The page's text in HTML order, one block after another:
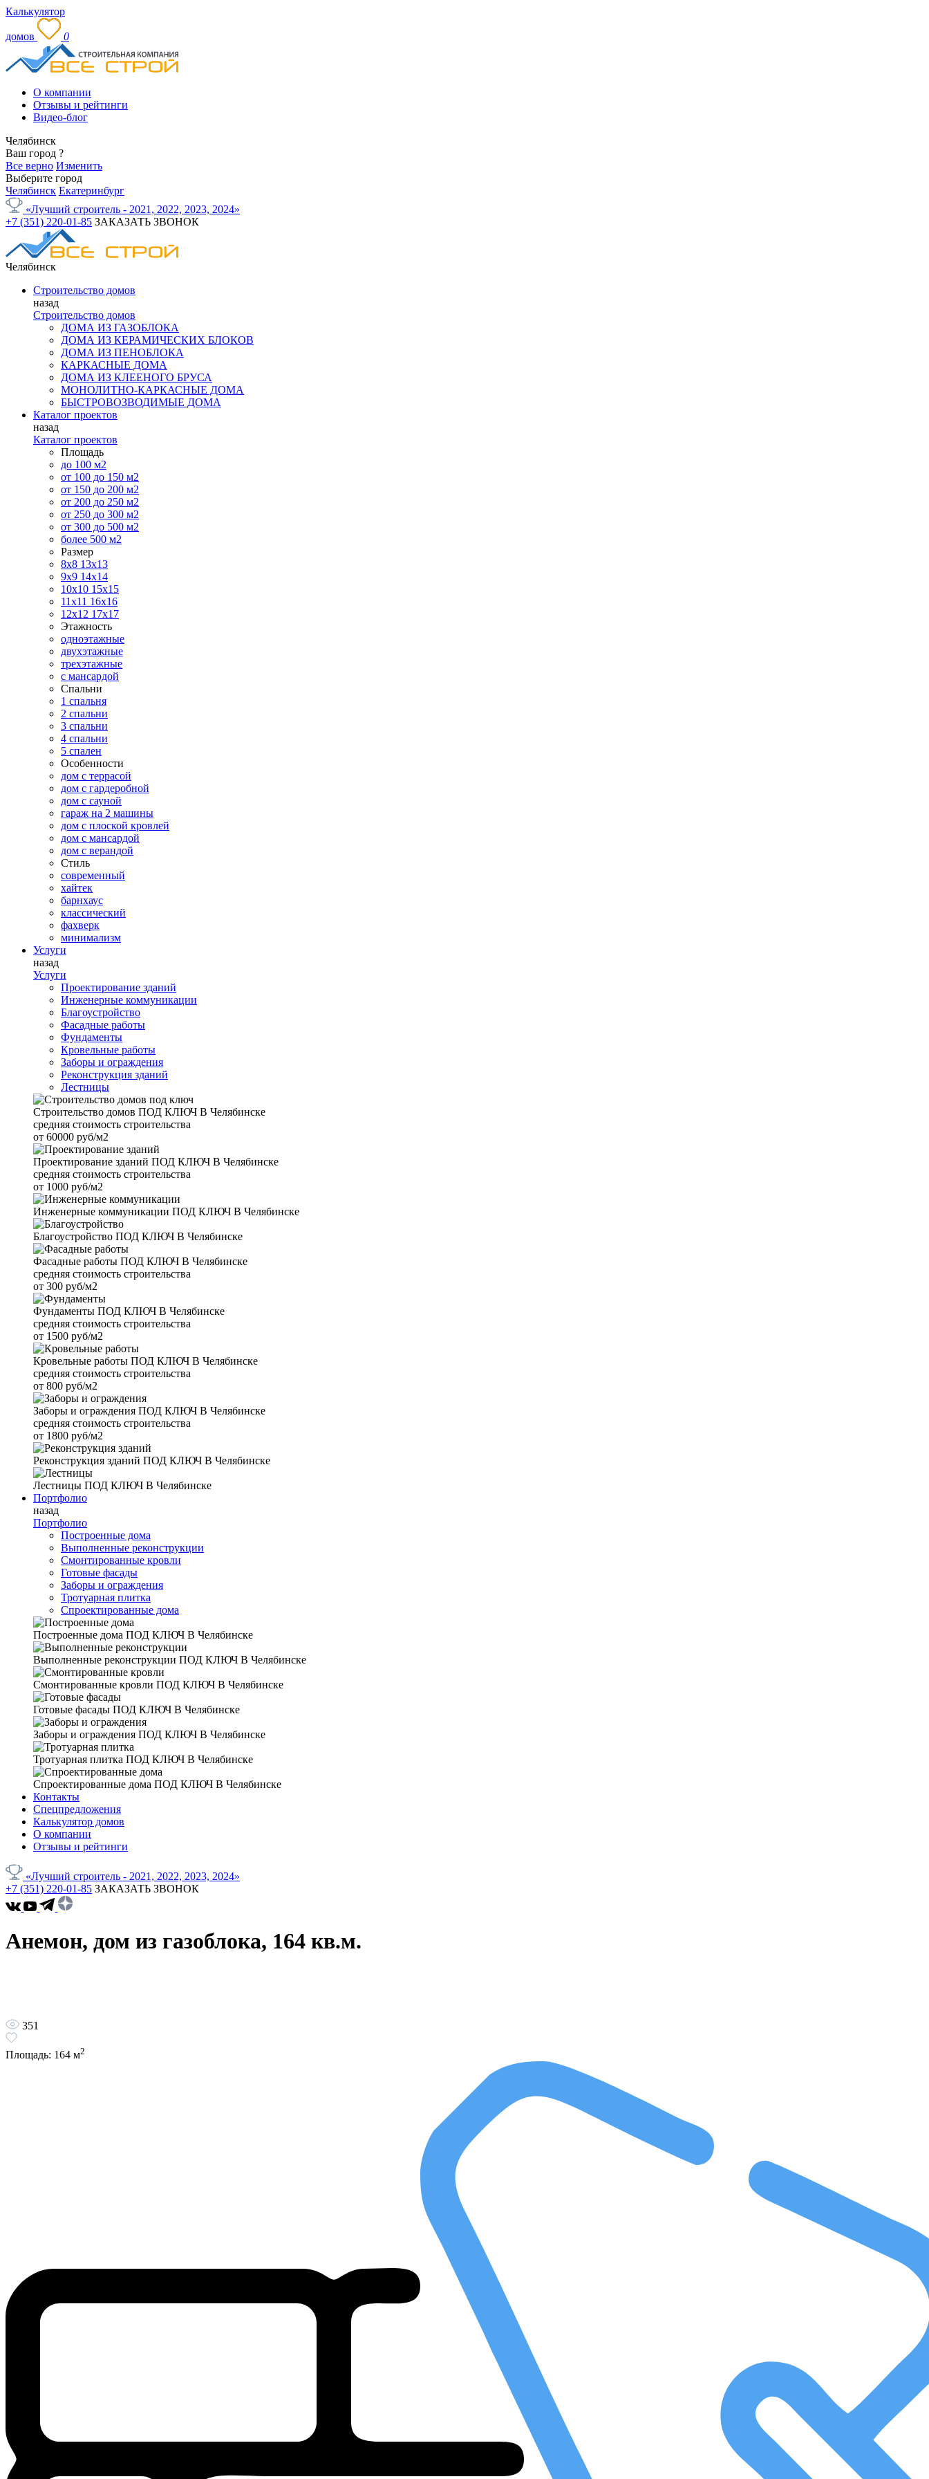
Калькулятор
домов 0
О компании
Отзывы и рейтинги
Видео-блог
Челябинск
Ваш город ?
Все верно Изменить
Выберите город
Челябинск Екатеринбург
«Лучший строитель - 2021, 2022, 2023, 2024»
+7 (351) 220-01-85 ЗАКАЗАТЬ ЗВОНОК
Челябинск
Строительство домов
назад
Строительство домов
ДОМА ИЗ ГАЗОБЛОКА
ДОМА ИЗ КЕРАМИЧЕСКИХ БЛОКОВ
ДОМА ИЗ ПЕНОБЛОКА
КАРКАСНЫЕ ДОМА
ДОМА ИЗ КЛЕЕНОГО БРУСА
МОНОЛИТНО-КАРКАСНЫЕ ДОМА
БЫСТРОВОЗВОДИМЫЕ ДОМА
Каталог проектов
назад
Каталог проектов
Площадь
до 100 м2
от 100 до 150 м2
от 150 до 200 м2
от 200 до 250 м2
от 250 до 300 м2
от 300 до 500 м2
более 500 м2
Размер
8х8 13х13
9х9 14х14
10х10 15х15
11x11 16х16
12х12 17х17
Этажность
одноэтажные
двухэтажные
трехэтажные
с мансардой
Спальни
1 спальня
2 спальни
3 спальни
4 спальни
5 спален
Особенности
дом с террасой
дом с гардеробной
дом с сауной
гараж на 2 машины
дом с плоской кровлей
дом с мансардой
дом с верандой
Стиль
современный
хайтек
барнхаус
классический
фахверк
минимализм
Услуги
назад
Услуги
Проектирование зданий
Инженерные коммуникации
Благоустройство
Фасадные работы
Фундаменты
Кровельные работы
Заборы и ограждения
Реконструкция зданий
Лестницы
Строительство домов ПОД КЛЮЧ В Челябинске
средняя стоимость строительства
от 60000 руб/м2
Проектирование зданий ПОД КЛЮЧ В Челябинске
средняя стоимость строительства
от 1000 руб/м2
Инженерные коммуникации ПОД КЛЮЧ В Челябинске
Благоустройство ПОД КЛЮЧ В Челябинске
Фасадные работы ПОД КЛЮЧ В Челябинске
средняя стоимость строительства
от 300 руб/м2
Фундаменты ПОД КЛЮЧ В Челябинске
средняя стоимость строительства
от 1500 руб/м2
Кровельные работы ПОД КЛЮЧ В Челябинске
средняя стоимость строительства
от 800 руб/м2
Заборы и ограждения ПОД КЛЮЧ В Челябинске
средняя стоимость строительства
от 1800 руб/м2
Реконструкция зданий ПОД КЛЮЧ В Челябинске
Лестницы ПОД КЛЮЧ В Челябинске
Портфолио
назад
Портфолио
Построенные дома
Выполненные реконструкции
Смонтированные кровли
Готовые фасады
Заборы и ограждения
Тротуарная плитка
Спроектированные дома
Построенные дома ПОД КЛЮЧ В Челябинске
Выполненные реконструкции ПОД КЛЮЧ В Челябинске
Смонтированные кровли ПОД КЛЮЧ В Челябинске
Готовые фасады ПОД КЛЮЧ В Челябинске
Заборы и ограждения ПОД КЛЮЧ В Челябинске
Тротуарная плитка ПОД КЛЮЧ В Челябинске
Спроектированные дома ПОД КЛЮЧ В Челябинске
Контакты
Спецпредложения
Калькулятор домов
О компании
Отзывы и рейтинги
«Лучший строитель - 2021, 2022, 2023, 2024»
+7 (351) 220-01-85 ЗАКАЗАТЬ ЗВОНОК
Анемон, дом из газоблока, 164 кв.м.
351
Площадь: 164 м2